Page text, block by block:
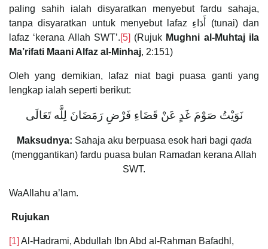
paling sahih ialah disyaratkan menyebut fardu sahaja,
tanpa disyaratkan untuk menyebut lafaz أَدَاءِ (tunai) dan
lafaz ‘kerana Allah SWT’.[5] (Rujuk Mughni al-Muhtaj ila
Ma’rifati Maani Alfaz al-Minhaj, 2:151)
Oleh yang demikian, lafaz niat bagi puasa ganti yang
lengkap ialah seperti berikut:
نَوَيْتُ صَوْمَ غَدٍ عَنْ قَضَاءِ فَرْضِ رَمَضَانَ لِلَّه تَعَالَى
Maksudnya: Sahaja aku berpuasa esok hari bagi qada
(menggantikan) fardu puasa bulan Ramadan kerana Allah
SWT.
WaAllahu a’lam.
Rujukan
[1] Al-Hadrami, Abdullah Ibn Abd al-Rahman Bafadhl,